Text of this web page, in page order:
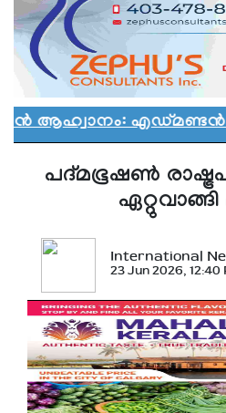
ആഹ്വാനം: എഡ്മണ്ടൻ
പദ്മഭൂഷണ്‍
ഏറ്റുവാങ്ങി
International
23 Jun 2026, 12:40